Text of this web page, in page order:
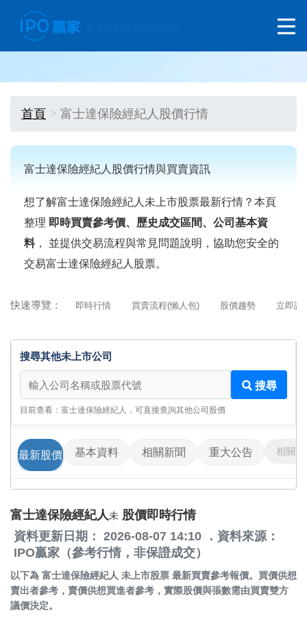
首頁 富士達保險經紀人股價行情
富士達保險經紀人股價行情與買賣資訊
想了解富士達保險經紀人未上市股票最新行情？本頁
整理 即時買賣參考價、歷史成交區間、公司基本資
料， 並提供交易流程與常見問題說明，協助您安全的
交易富士達保險經紀人股票。
快速導覽： 即時行情 買賣流程(懶人包) 股價趨勢 立即詢
搜尋其他未上市公司
搜尋其他未上市公司
搜尋
目前查看：富士達保險經紀人，可直接查詢其他公司股價
最新股價 基本資料 相關新聞 重大公告 相關影
富士達保險經紀人未 股價即時行情
資料更新日期： 2026-08-07 14:10 ．資料來源：
IPO贏家（參考行情，非保證成交）
以下為 富士達保險經紀人 未上市股票 最新買賣參考報價。買價供想
賣出者參考，賣價供想買進者參考，實際股價與張數需由買賣雙方
議價決定。